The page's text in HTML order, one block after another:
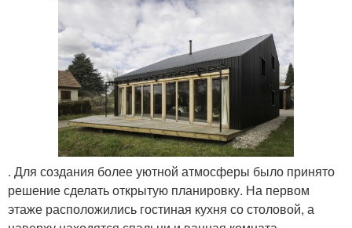
. Для создания более уютной атмосферы было принято
решение сделать открытую планировку. На первом
этаже расположились гостиная кухня со столовой, а